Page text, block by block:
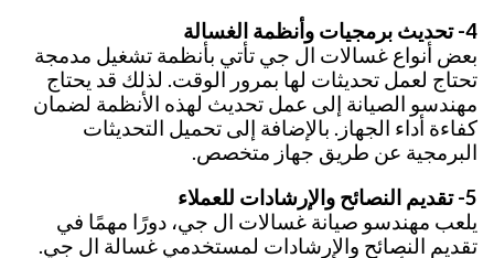
4- تحديث برمجيات وأنظمة الغسالة
بعض أنواع غسالات ال جي تأتي بأنظمة تشغيل مدمجة
تحتاج لعمل تحديثات لها بمرور الوقت. لذلك قد يحتاج
مهندسو الصيانة إلى عمل تحديث لهذه الأنظمة لضمان
كفاءة أداء الجهاز. بالإضافة إلى تحميل التحديثات
البرمجية عن طريق جهاز متخصص.
5- تقديم النصائح والإرشادات للعملاء
يلعب مهندسو صيانة غسالات ال جي، دورًا مهمًا في
تقديم النصائح والإرشادات لمستخدمي غسالة ال جي.